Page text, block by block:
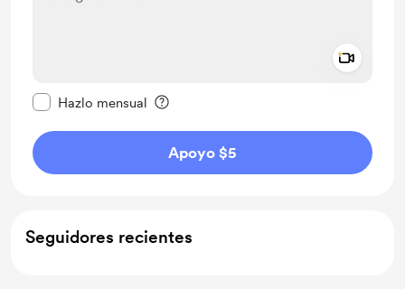
Hazlo mensual
Apoyo $5
Seguidores recientes